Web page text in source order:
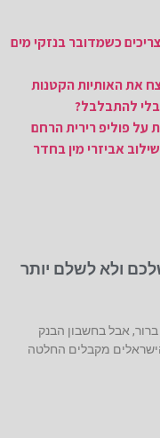
כשמדובר בנזקי מים
את האותיות הקטנות
להתבלבל?
פוליפ רירית הרחם
אביזרי מין בחדר
ולא לשלם יותר
אבל בחשבון הבנק
הישראלים מקבלים החלטה